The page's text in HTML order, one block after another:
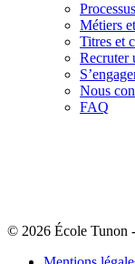
Métiers
Titres et
Recruter
Nous
FAQ
© 2026 École Tunon -